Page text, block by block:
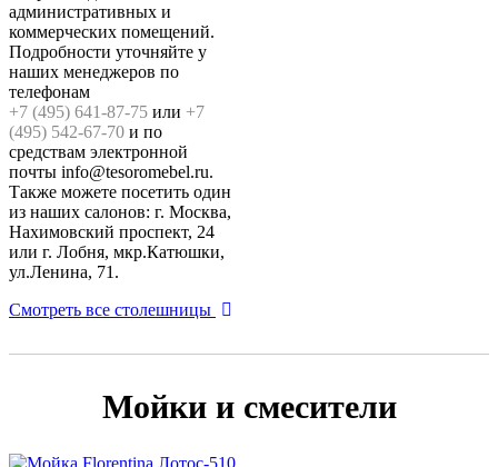
административных и
коммерческих помещений.
Подробности уточняйте у
наших менеджеров по
телефонам
+7 (495) 641-87-75 или +7
(495) 542-67-70 и по
средствам электронной
почты info@tesoromebel.ru.
Также можете посетить один
из наших салонов: г. Москва,
Нахимовский проспект, 24
или г. Лобня, мкр.Катюшки,
ул.Ленина, 71.
Смотреть все столешницы
Мойки и смесители